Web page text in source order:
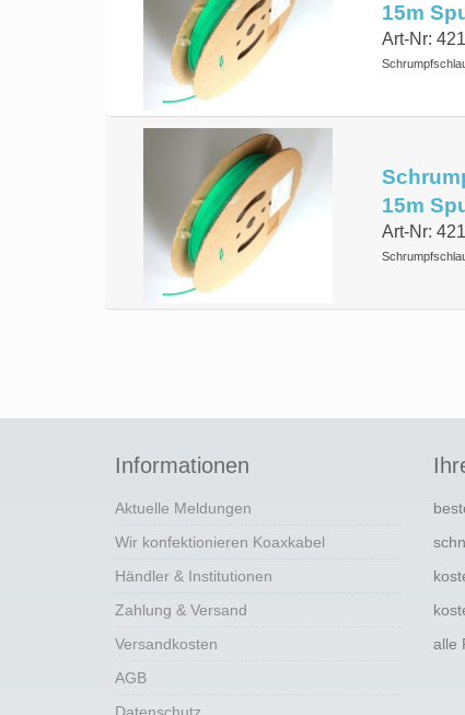
15m
Art-Nr:
15m
Art-Nr:
Informationen
Aktuelle Meldungen
Wir konfektionieren Koaxkabel
Händler & Institutionen
Zahlung & Versand
Versandkosten
AGB
alle